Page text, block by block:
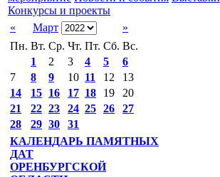
Конкурсы и проекты
«
Март
»
Пн. Вт. Ср. Чт. Пт. Сб. Вс.
1
2 3 4 5
6
7
8 9 10 11 12
13
14
15 16 17 18 19
20
21
22 23 24 25 26
27
28
29 30
31
КАЛЕНДАРЬ ПАМЯТНЫХ
ДАТ
ОРЕНБУРГСКОЙ